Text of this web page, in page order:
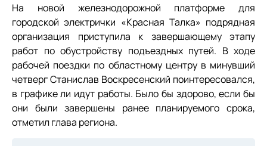
На новой железнодорожной платформе для
городской электрички «Красная Талка» подрядная
организация приступила к завершающему этапу
работ по обустройству подъездных путей. В ходе
рабочей поездки по областному центру в минувший
четверг Станислав Воскресенский поинтересовался,
в графике ли идут работы. Было бы здорово, если бы
они были завершены ранее планируемого срока,
отметил глава региона.